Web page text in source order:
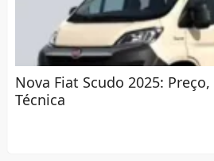
Nova Fiat Scudo 2025:
Técnica